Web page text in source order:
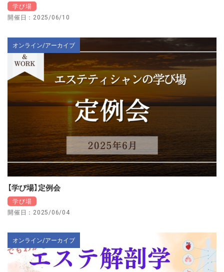
学び場
開催日：2025/06/10
オンライン/アーカイブ
【学び場】定例会
学び場
開催日：2025/06/04
オンライン/アーカイブ